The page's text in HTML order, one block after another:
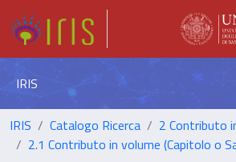
IRIS
IRIS Catalogo Ricerca
2 Contributo
2.1 Contributo in volume (Capitolo o